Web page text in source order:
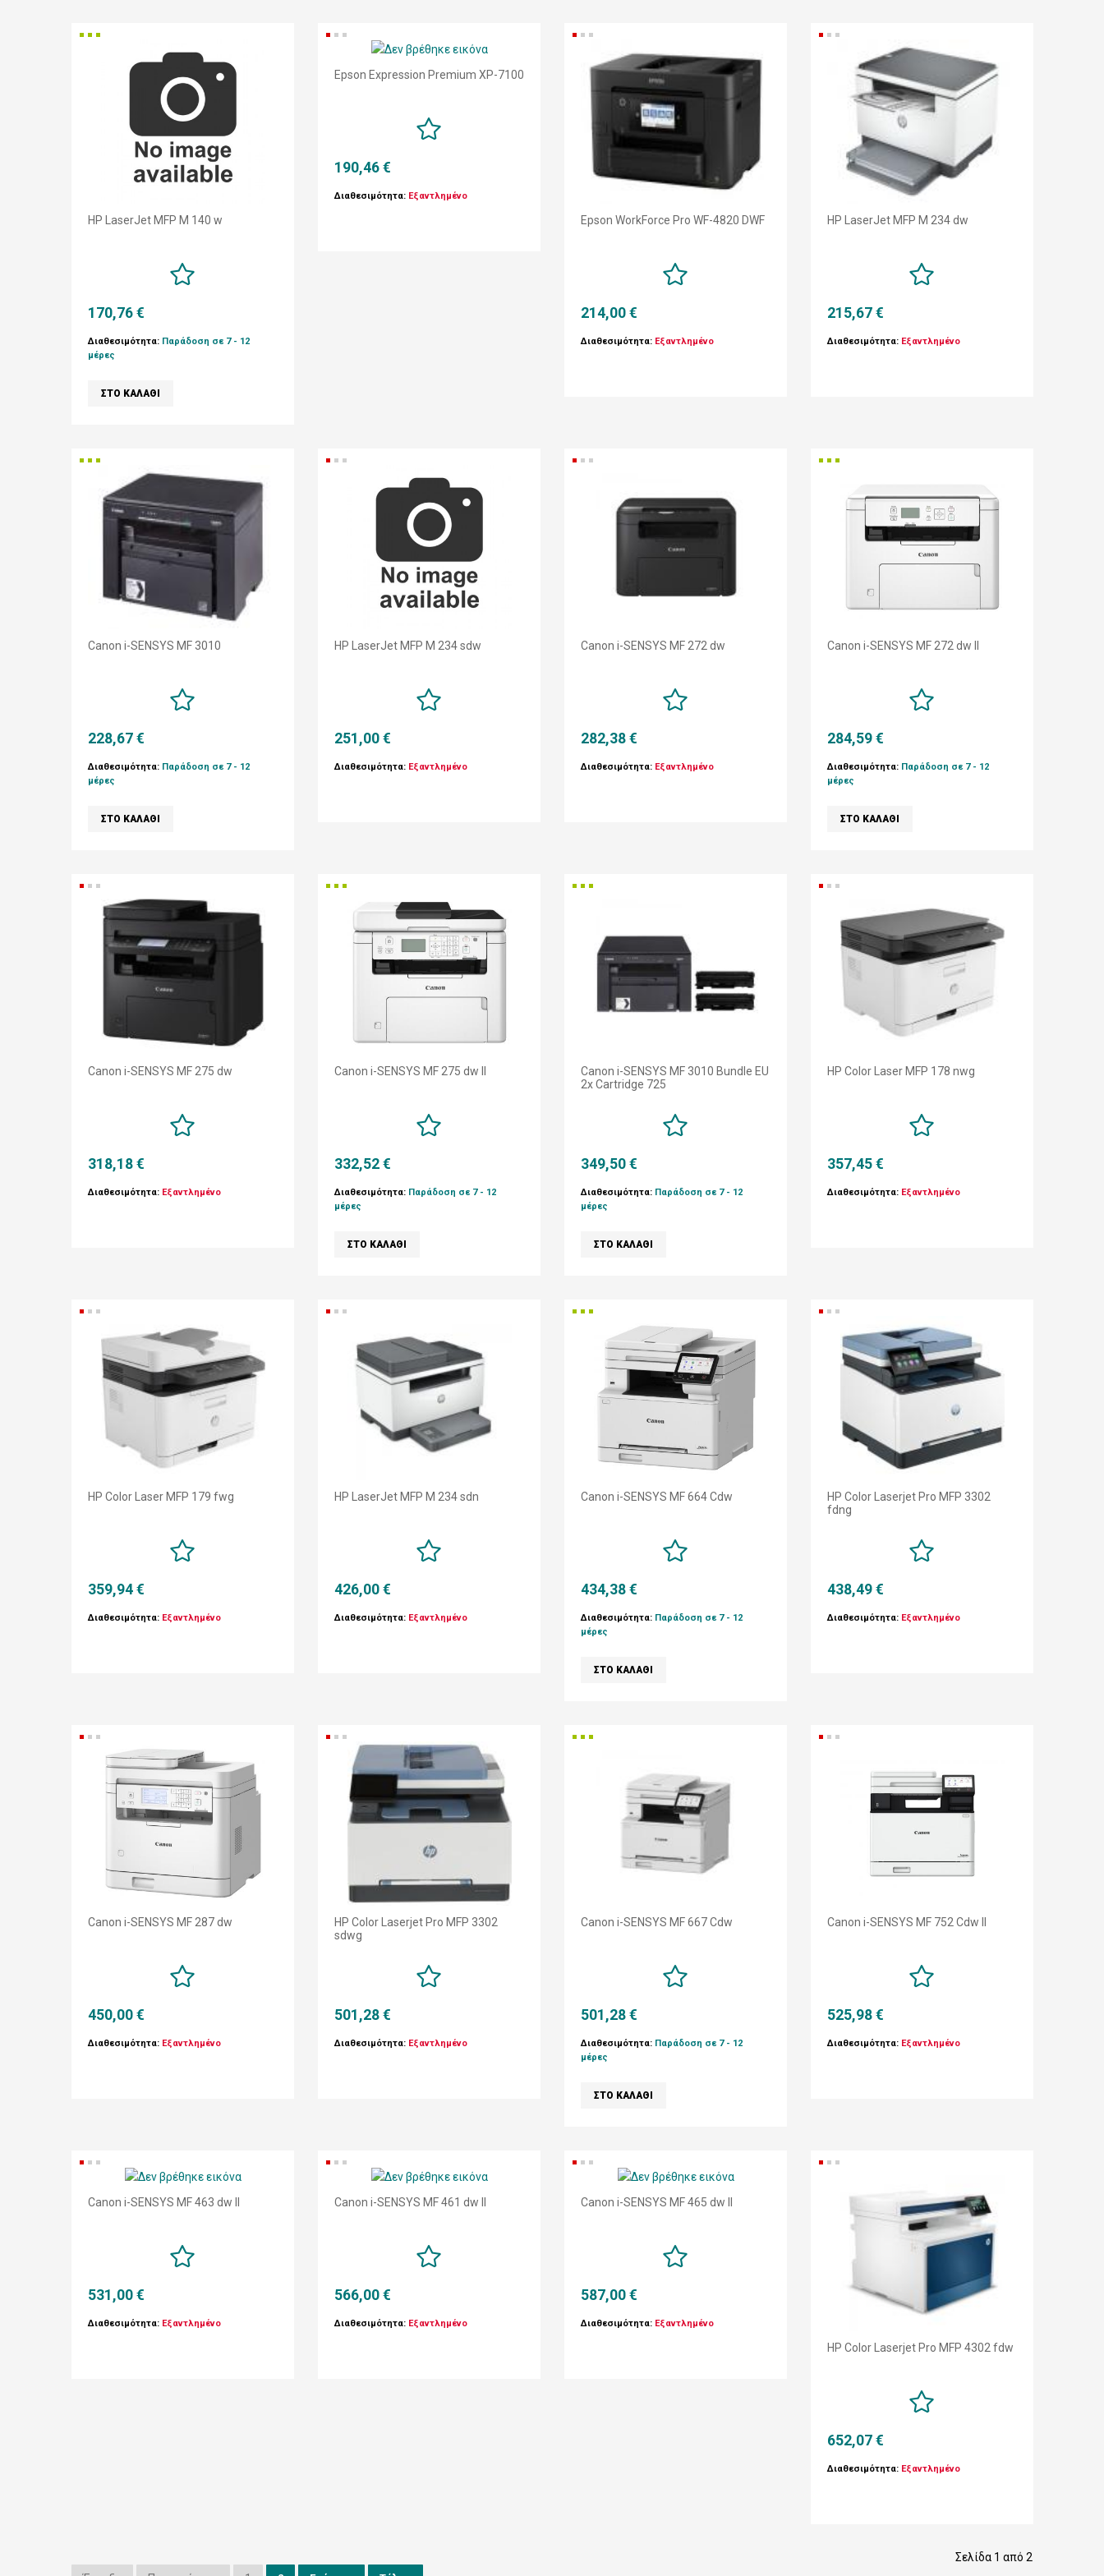
HP LaserJet MFP M 140 w
170,76 €
Διαθεσιμότητα: Παράδοση σε 7 - 12
μέρες
Epson Expression Premium XP-7100
190,46 €
Διαθεσιμότητα: Εξαντλημένο
Epson WorkForce Pro WF-4820 DWF
214,00 €
Διαθεσιμότητα: Εξαντλημένο
HP LaserJet MFP M 234 dw
215,67 €
Διαθεσιμότητα: Εξαντλημένο
Canon i-SENSYS MF 3010
228,67 €
Διαθεσιμότητα: Παράδοση σε 7 - 12
μέρες
HP LaserJet MFP M 234 sdw
251,00 €
Διαθεσιμότητα: Εξαντλημένο
Canon i-SENSYS MF 272 dw
282,38 €
Διαθεσιμότητα: Εξαντλημένο
Canon i-SENSYS MF 272 dw II
284,59 €
Διαθεσιμότητα: Παράδοση σε 7 - 12
μέρες
Canon i-SENSYS MF 275 dw
318,18 €
Διαθεσιμότητα: Εξαντλημένο
Canon i-SENSYS MF 275 dw II
332,52 €
Διαθεσιμότητα: Παράδοση σε 7 - 12
μέρες
Canon i-SENSYS MF 3010 Bundle EU
2x Cartridge 725
349,50 €
Διαθεσιμότητα: Παράδοση σε 7 - 12
μέρες
HP Color Laser MFP 178 nwg
357,45 €
Διαθεσιμότητα: Εξαντλημένο
HP Color Laser MFP 179 fwg
359,94 €
Διαθεσιμότητα: Εξαντλημένο
HP LaserJet MFP M 234 sdn
426,00 €
Διαθεσιμότητα: Εξαντλημένο
Canon i-SENSYS MF 664 Cdw
434,38 €
Διαθεσιμότητα: Παράδοση σε 7 - 12
μέρες
HP Color Laserjet Pro MFP 3302
fdng
438,49 €
Διαθεσιμότητα: Εξαντλημένο
Canon i-SENSYS MF 287 dw
450,00 €
Διαθεσιμότητα: Εξαντλημένο
HP Color Laserjet Pro MFP 3302
sdwg
501,28 €
Διαθεσιμότητα: Εξαντλημένο
Canon i-SENSYS MF 667 Cdw
501,28 €
Διαθεσιμότητα: Παράδοση σε 7 - 12
μέρες
Canon i-SENSYS MF 752 Cdw II
525,98 €
Διαθεσιμότητα: Εξαντλημένο
Canon i-SENSYS MF 463 dw II
531,00 €
Διαθεσιμότητα: Εξαντλημένο
Canon i-SENSYS MF 461 dw II
566,00 €
Διαθεσιμότητα: Εξαντλημένο
Canon i-SENSYS MF 465 dw II
587,00 €
Διαθεσιμότητα: Εξαντλημένο
HP Color Laserjet Pro MFP 4302 fdw
652,07 €
Διαθεσιμότητα: Εξαντλημένο
Σελίδα 1 από 2